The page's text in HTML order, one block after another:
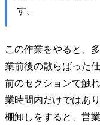
す。
この作業をやると、
業前後の散らばった
前のセクションで触
業時間内だけではあり
棚卸しをすると、営